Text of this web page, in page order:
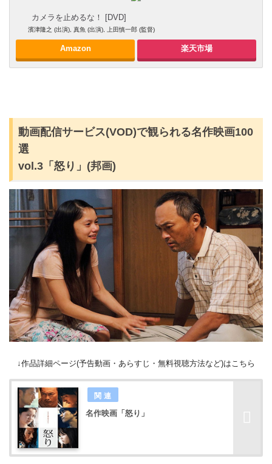
カメラを止めるな！ [DVD]
濱津隆之 (出演), 真魚 (出演), 上田慎一郎 (監督)
Amazon 楽天市場
動画配信サービス(VOD)で観られる名作映画100
選
vol.3「怒り」(邦画)
↓作品詳細ページ(予告動画・あらすじ・無料視聴方法など)はこちら
名作映画「怒り」